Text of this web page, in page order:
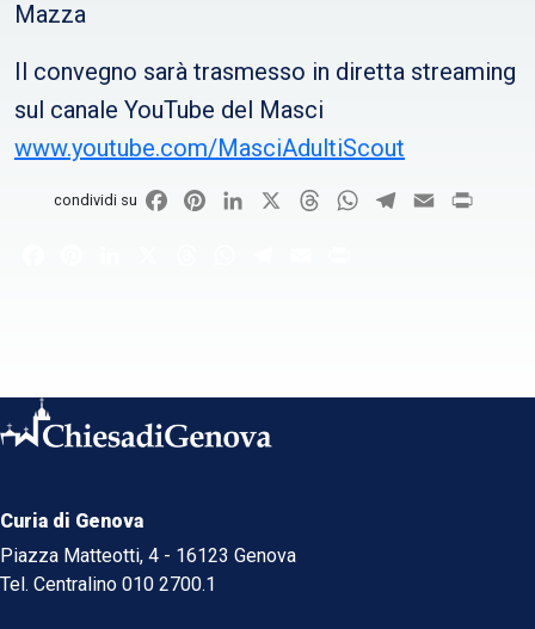
Mazza
Il convegno sarà trasmesso in diretta streaming
sul canale YouTube del Masci
www.youtube.com/MasciAdultiScout
condividi su FacebookPinterestLinkedIn ThreadsWhatsApp
Telegram
Email
Curia di Genova
Piazza Matteotti, 4 - 16123 Genova
Tel. Centralino 010 2700.1